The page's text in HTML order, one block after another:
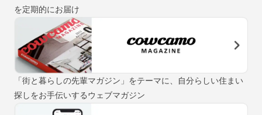
を定期的にお届け
「街と暮らしの先輩マガジン」をテーマに、自分らしい住まい
探しをお手伝いするウェブマガジン